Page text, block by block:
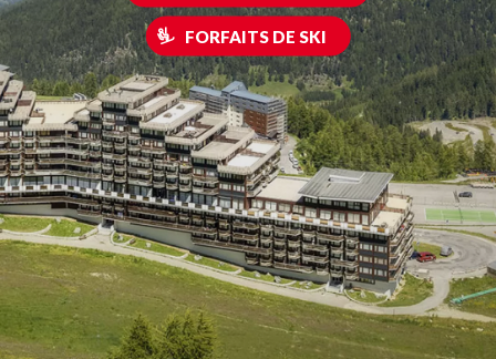
FORFAITS DE SKI